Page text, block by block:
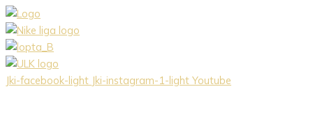
Preskočiť
na
obsah
Jki-facebook-light Jki-instagram-1-light Youtube